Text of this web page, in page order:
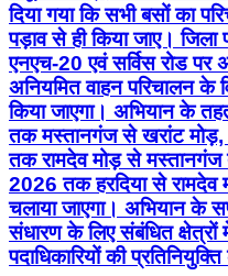
दिया गया कि सभी बसों का
पड़ाव से ही किया जाए। जिला
एनएच-20 एवं सर्विस रोड पर
अनियमित वाहन परिचालन के
किया जाएगा। अभियान के
तक मस्तानगंज से खरांट
तक रामदेव मोड़ से
2026 तक हरदिया से
चलाया जाएगा। अभियान के
संधारण के लिए संबंधित क्षेत्रों
पदाधिकारियों की